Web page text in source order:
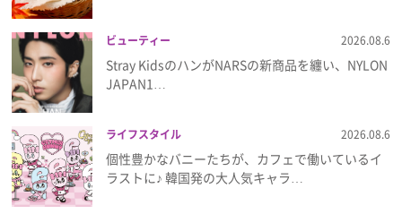
ビューティー 2026.08.6
Stray KidsのハンがNARSの新商品を纏い、NYLON
JAPAN1…
ライフスタイル 2026.08.6
個性豊かなバニーたちが、カフェで働いているイ
ラストに♪ 韓国発の大人気キャラ…